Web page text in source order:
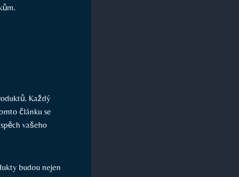
Každý
článku se
vašeho
budou nejen